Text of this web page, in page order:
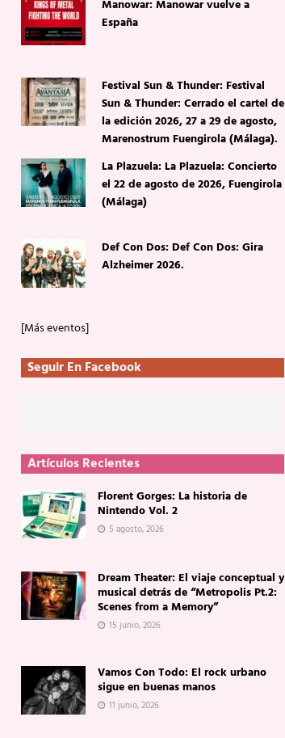
Manowar: Manowar vuelve a
España
Festival Sun & Thunder: Festival
Sun & Thunder: Cerrado el cartel de
la edición 2026, 27 a 29 de agosto,
Marenostrum Fuengirola (Málaga).
La Plazuela: La Plazuela: Concierto
el 22 de agosto de 2026, Fuengirola
(Málaga)
Def Con Dos: Def Con Dos: Gira
Alzheimer 2026.
[Más eventos]
Seguir En Facebook
Artículos Recientes
Florent Gorges: La historia de
Nintendo Vol. 2
5 agosto, 2026
Dream Theater: El viaje conceptual y
musical detrás de “Metropolis Pt.2:
Scenes from a Memory”
15 junio, 2026
Vamos Con Todo: El rock urbano
sigue en buenas manos
11 junio, 2026